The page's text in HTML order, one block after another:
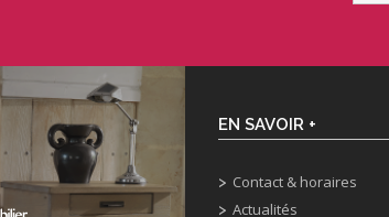
EN SAVOIR +
Contact & horaires
Actualités